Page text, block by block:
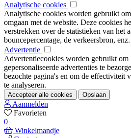
Analytische cookies
Analytische cookies worden gebruikt
omgaan met de website. Deze cookies
verstrekken over de statistieken van het
bouncepercentage, de verkeersbron, enz.
Advertentie
Advertentiecookies worden gebruikt om
gepersonaliseerde advertenties te
bezochte pagina's en om de effectiviteit
te analyseren.
Accepteer alle cookies Opslaan
Aanmelden
Favorieten
0
Winkelmandje